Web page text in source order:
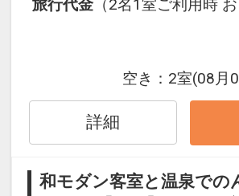
いたします。
す。（先着順・予約不可／
１回につき２時間まで）
●フリードリンクコーナー利
トドリンク）
●湯上りアイス・ドリンクコ
旅行代金 （2名1室ご利用時
空き： 2室(08月
詳細
和モダン客室と温泉での